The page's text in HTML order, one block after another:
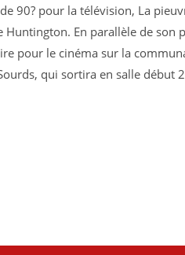
90? pour la télévision, La
En parallèle de son
pour le cinéma sur la
qui sortira en salle début